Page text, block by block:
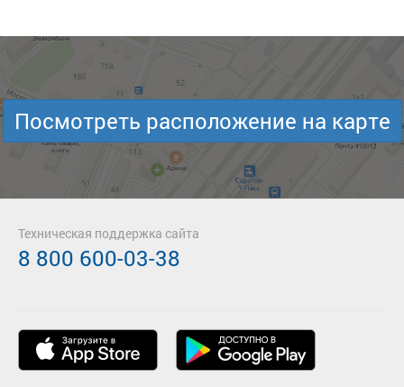
Посмотреть расположение на карте
Техническая поддержка сайта
8 800 600-03-38